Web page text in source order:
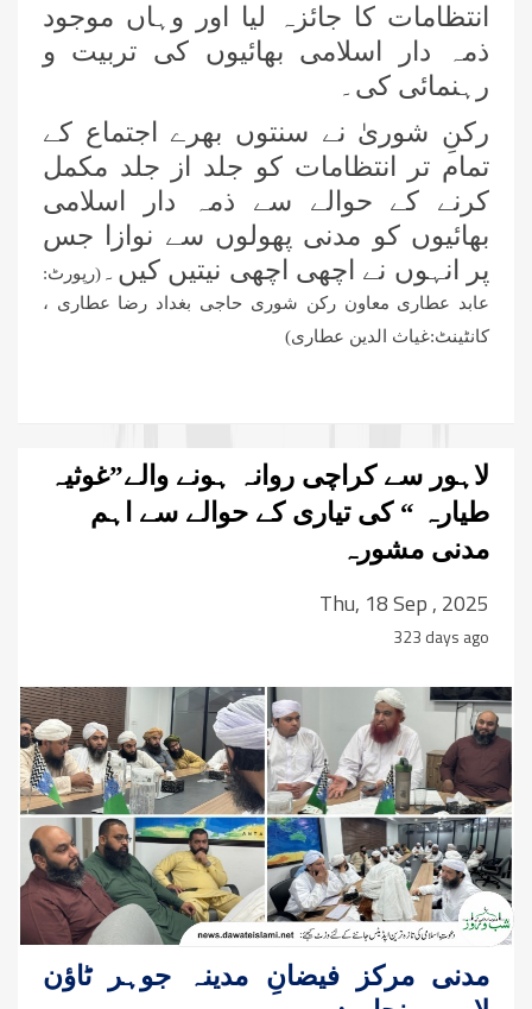
انتظامات کا جائزہ لیا اور وہاں موجود
ذمہ دار اسلامی بھائیوں کی تربیت و
رہنمائی کی۔
رکنِ شوریٰ نے سنتوں بھرے اجتماع کے
تمام تر انتظامات کو جلد از جلد مکمل
کرنے کے حوالے سے ذمہ دار اسلامی
بھائیوں کو مدنی پھولوں سے نوازا جس
پر انہوں نے اچھی اچھی نیتیں کیں۔(رپورٹ:
عابد عطاری معاون رکن شوری حاجی بغداد رضا عطاری ،
کانٹینٹ:غیاث الدین عطاری)
لاہور سے کراچی روانہ ہونے والے”غوثیہ
طیارہ “ کی تیاری کے حوالے سے اہم
مدنی مشورہ
Thu, 18 Sep , 2025
323 days ago
مدنی مرکز فیضانِ مدینہ جوہر ٹاؤن